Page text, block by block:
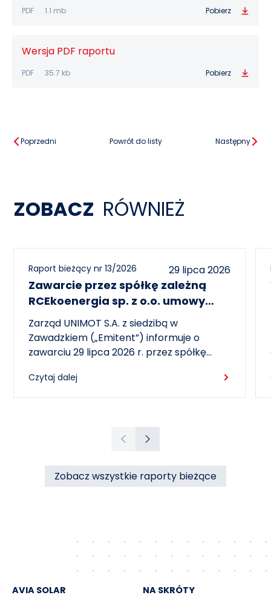
PDF 1.1 mb Pobierz
Wersja PDF raportu
PDF 35.7 kb Pobierz
Poprzedni Powrót do listy Następny
ZOBACZ RÓWNIEŻ
Raport bieżący nr 13/2026 29 lipca 2026
Zawarcie przez spółkę zależną
RCEkoenergia sp. z o.o. umowy
wieloletniej na sprzedaż ciepła do
miasta Czechowice-Dziedzice
Zarząd UNIMOT S.A. z siedzibą w
Zawadzkiem („Emitent”) informuje o
zawarciu 29 lipca 2026 r. przez spółkę
wieloletniej umowy sprzedaży ciepła z
Przedsiębiorstwem Inżynierii Miejskiej sp. z
Dziedzicach („PIM”), dotyczącej sprzedaży
ciepła do miasta Czechowice-Dziedzice
Czytaj dalej
PoprzedniNastępny
Zobacz wszystkie raporty bieżące
AVIA SOLAR NA SKRÓTY